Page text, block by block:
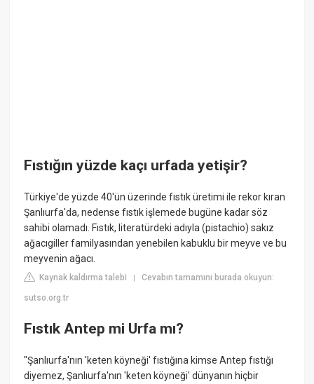
Fıstığın yüzde kaçı urfada yetişir?
Türkiye'de yüzde 40'ün üzerinde fıstık üretimi ile rekor kıran
Şanlıurfa'da, nedense fıstık işlemede bugüne kadar söz
sahibi olamadı. Fıstık, literatürdeki adıyla (pistachio) sakız
ağacıgiller familyasından yenebilen kabuklu bir meyve ve bu
meyvenin ağacı.
Kaynak kaldırma talebi |Cevabın tamamını burada okuyun:
sutso.org.tr
Fıstık Antep mi Urfa mı?
"Şanlıurfa'nın 'keten köyneği' fıstığına kimse Antep fıstığı
diyemez, Şanlıurfa'nın 'keten köyneği' dünyanın hiçbir